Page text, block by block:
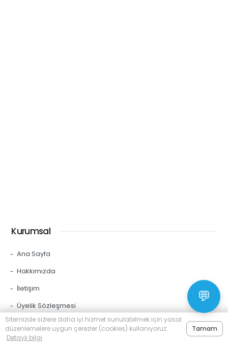
Kurumsal
Ana Sayfa
Hakkımızda
İletişim
Üyelik Sözleşmesi
Gizlilik Politikası
Kullanım Koşulları
💬
Sitemizde sizlere daha iyi hizmet sunulabilmek için yasal
düzenlemelere uygun çerezler (cookies) kullanıyoruz.
Detaylı bilgi
Tamam